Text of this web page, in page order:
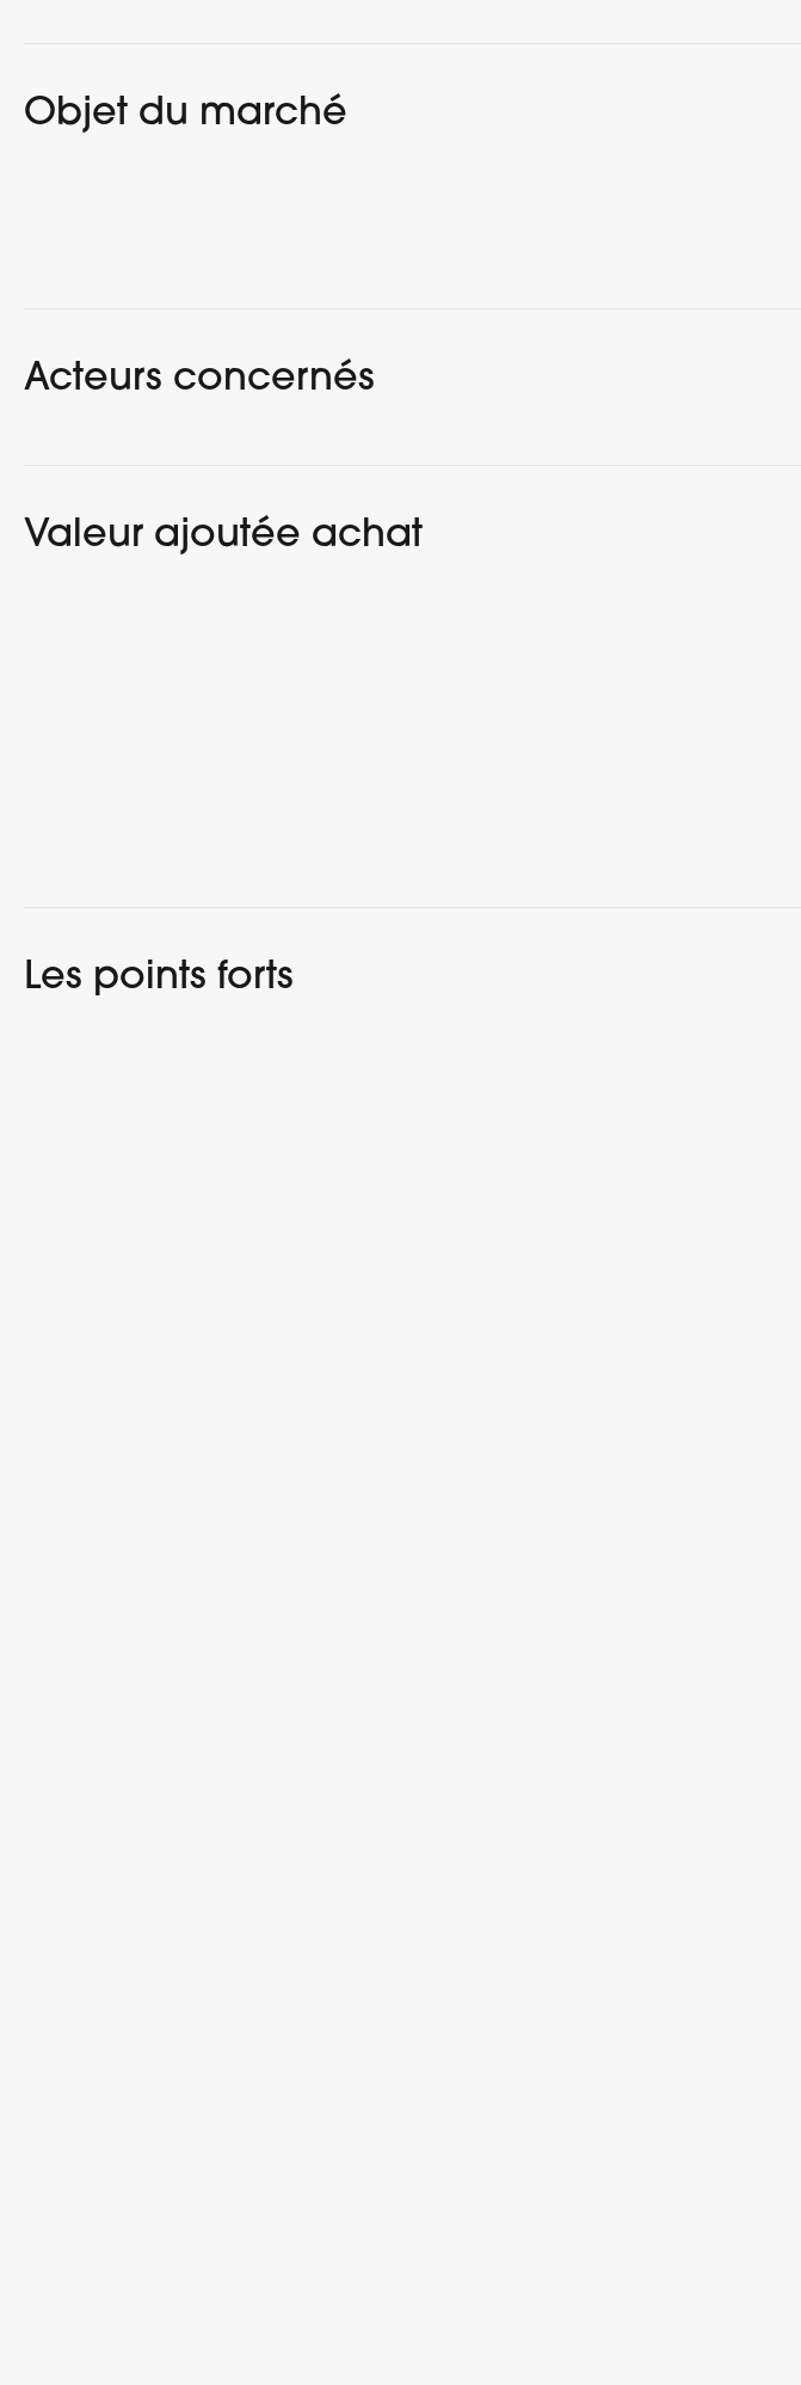
Objet du marché
Acteurs concernés
Valeur ajoutée achat
Les points forts